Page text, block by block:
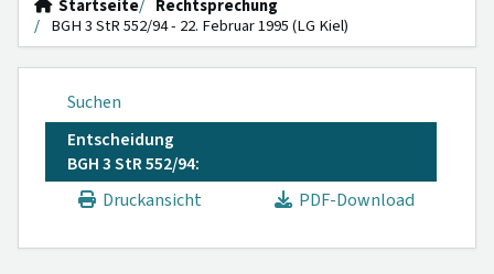
Startseite
Rechtsprechung
BGH 3 StR 552/94 - 22. Februar 1995 (LG Kiel)
Suchen
Entscheidung
BGH 3 StR 552/94:
Druckansicht
PDF-Download